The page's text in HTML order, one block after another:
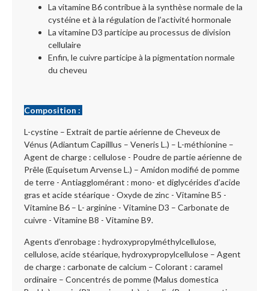
La vitamine B6 contribue à la synthèse normale de la
cystéine et à la régulation de l’activité hormonale
La vitamine D3 participe au processus de division
cellulaire
Enfin, le cuivre participe à la pigmentation normale
du cheveu
Composition :
L-cystine – Extrait de partie aérienne de Cheveux de
Vénus (Adiantum Capilllus – Veneris L.) – L-méthionine –
Agent de charge : cellulose - Poudre de partie aérienne de
Prêle (Equisetum Arvense L.) – Amidon modifié de pomme
de terre - Antiagglomérant : mono- et diglycérides d’acide
gras et acide stéarique - Oxyde de zinc - Vitamine B5 -
Vitamine B6 – L- arginine - Vitamine D3 – Carbonate de
cuivre - Vitamine B8 - Vitamine B9.
Agents d’enrobage : hydroxypropylméthylcellulose,
cellulose, acide stéarique, hydroxypropylcellulose – Agent
de charge : carbonate de calcium – Colorant : caramel
ordinaire – Concentrés de pomme (Malus domestica